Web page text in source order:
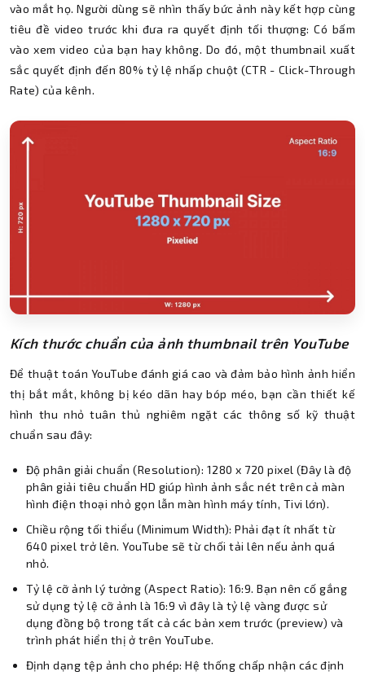
vào mắt họ. Người dùng sẽ nhìn thấy bức ảnh này kết hợp cùng
tiêu đề video trước khi đưa ra quyết định tối thượng: Có bấm
vào xem video của bạn hay không. Do đó, một thumbnail xuất
sắc quyết định đến 80% tỷ lệ nhấp chuột (CTR - Click-Through
Rate) của kênh.
Kích thước chuẩn của ảnh thumbnail trên YouTube
Để thuật toán YouTube đánh giá cao và đảm bảo hình ảnh hiển
thị bắt mắt, không bị kéo dãn hay bóp méo, bạn cần thiết kế
hình thu nhỏ tuân thủ nghiêm ngặt các thông số kỹ thuật
chuẩn sau đây:
Độ phân giải chuẩn (Resolution): 1280 x 720 pixel (Đây là độ
phân giải tiêu chuẩn HD giúp hình ảnh sắc nét trên cả màn
hình điện thoại nhỏ gọn lẫn màn hình máy tính, Tivi lớn).
Chiều rộng tối thiểu (Minimum Width): Phải đạt ít nhất từ
640 pixel trở lên. YouTube sẽ từ chối tải lên nếu ảnh quá
nhỏ.
Tỷ lệ cỡ ảnh lý tưởng (Aspect Ratio): 16:9. Bạn nên cố gắng
sử dụng tỷ lệ cỡ ảnh là 16:9 vì đây là tỷ lệ vàng được sử
dụng đồng bộ trong tất cả các bản xem trước (preview) và
trình phát hiển thị ở trên YouTube.
Định dạng tệp ảnh cho phép: Hệ thống chấp nhận các định